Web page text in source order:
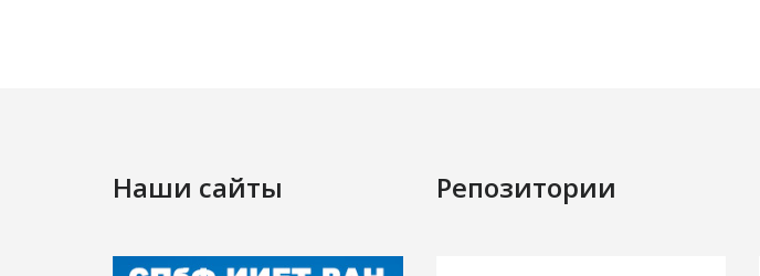
Наши сайты Репозитории